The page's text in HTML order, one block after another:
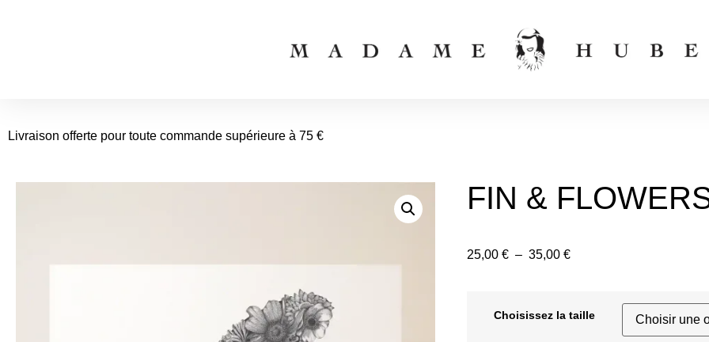
Livraison offerte pour toute commande supérieure à 75 €
FIN &
25,00 € – 35,00 €
Choisissez la taille